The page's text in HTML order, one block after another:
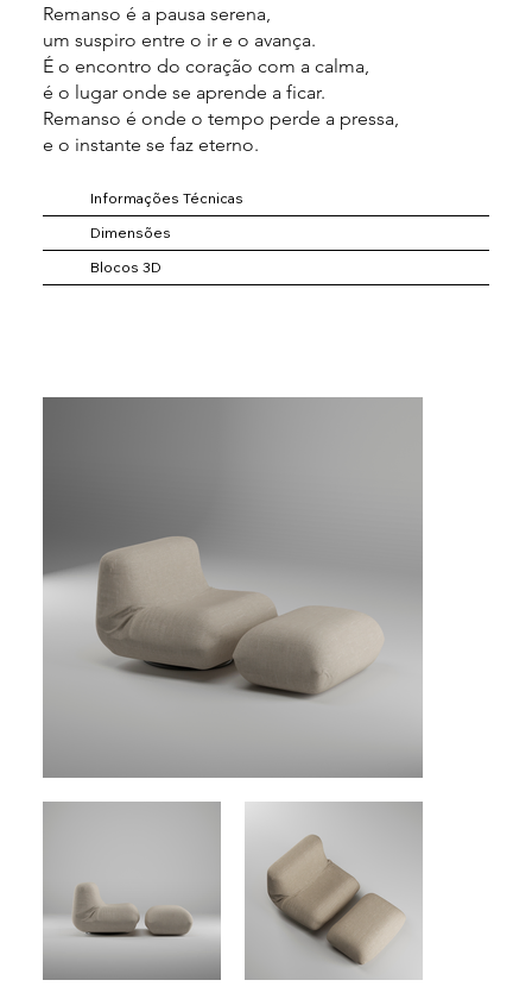
Remanso é a pausa serena,
um suspiro entre o ir e o avança.
É o encontro do coração com a calma,
é o lugar onde se aprende a ficar.
Remanso é onde o tempo perde a pressa,
e o instante se faz eterno.
Informações Técnicas
Dimensões
Blocos 3D